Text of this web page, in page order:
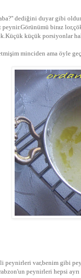
dediğini duyar gibi
peynir.Görünümü biraz
küçük porsiyonlar
minciden ama öyle
peynirleri var,benim gibi
peynirleri hepsi